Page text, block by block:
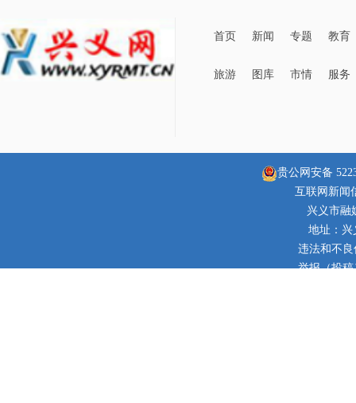
首页 新闻 专题 教育
旅游 图库 市情 服务
贵公网安备
互联网新闻
兴义市融
地址：兴
违法和不良
举报（投稿